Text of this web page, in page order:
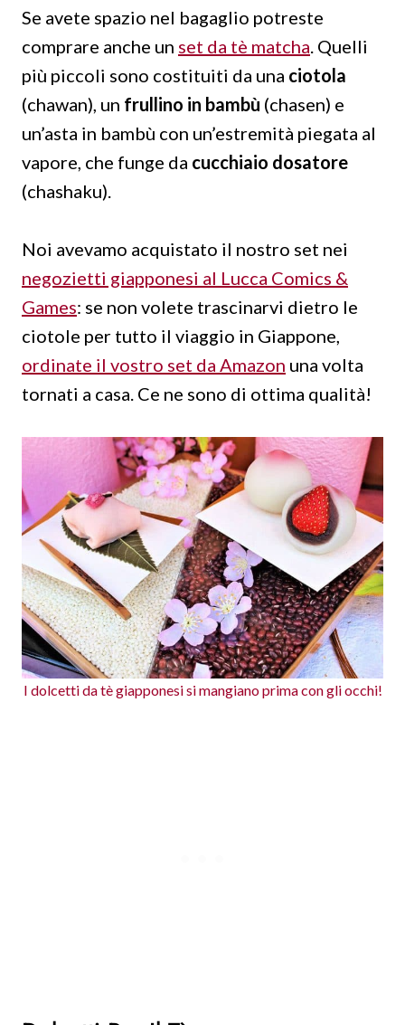
Se avete spazio nel bagaglio potreste
comprare anche un set da tè matcha. Quelli
più piccoli sono costituiti da una ciotola
(chawan), un frullino in bambù (chasen) e
un’asta in bambù con un’estremità piegata al
vapore, che funge da cucchiaio dosatore
(chashaku).
Noi avevamo acquistato il nostro set nei
negozietti giapponesi al Lucca Comics &
Games: se non volete trascinarvi dietro le
ciotole per tutto il viaggio in Giappone,
ordinate il vostro set da Amazon una volta
tornati a casa. Ce ne sono di ottima qualità!
I dolcetti da tè giapponesi si mangiano prima con gli occhi!